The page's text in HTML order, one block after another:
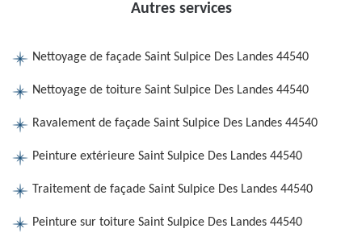
Autres services
Nettoyage de façade Saint Sulpice Des Landes 44540
Nettoyage de toiture Saint Sulpice Des Landes 44540
Ravalement de façade Saint Sulpice Des Landes 44540
Peinture extérieure Saint Sulpice Des Landes 44540
Traitement de façade Saint Sulpice Des Landes 44540
Peinture sur toiture Saint Sulpice Des Landes 44540